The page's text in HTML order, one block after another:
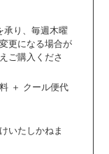
承り、毎週木曜
更になる場合が
ご購入くださ
＋ クール便代
いたしかねま